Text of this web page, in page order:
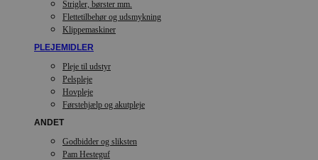
Strigler, børster mm.
Flettetilbehør og udsmykning
Klippemaskiner
PLEJEMIDLER
Pleje til udstyr
Pelspleje
Hovpleje
Førstehjælp og akutpleje
ANDET
Godbidder og sliksten
Pam Hesteguf